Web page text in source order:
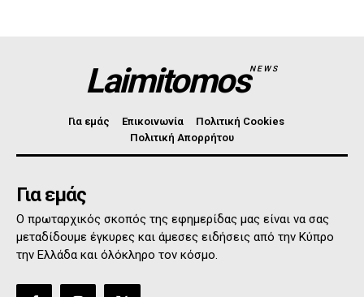
LaimitomosNEWS
Για εμάς Επικοινωνία
Πολιτική Cookies
Πολιτική Απορρήτου
Για εμάς
Ο πρωταρχικός σκοπός της εφημερίδας μας είναι να σας
μεταδίδουμε έγκυρες και άμεσες ειδήσεις από την Κύπρο
την Ελλάδα και όλόκληρο τον κόσμο.